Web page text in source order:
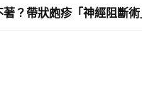
？帶狀皰疹「神經阻斷